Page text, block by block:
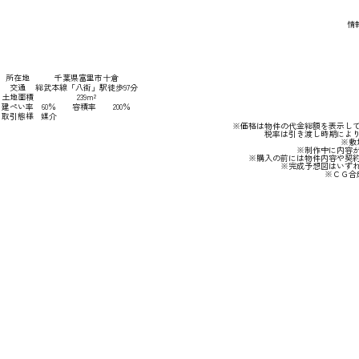
情
所在地
千葉県富里市十倉
交通
総武本線「八街」駅徒歩97分
土地面積
239m²
建ぺい率
60％ 容積率
200％
取引態様 媒介
※価格は物件の代金総額を表示し
税率は引き渡し時期によ
※敷
※制作中に内容
※購入の前には物件内容や契
※完成予想図はいず
※ＣＧ合